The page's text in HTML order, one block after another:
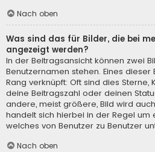
Nach oben
Was sind das für Bilder, die bei
angezeigt werden?
In der Beitragsansicht können zwei
Benutzernamen stehen. Eines
Rang verknüpft: Oft sind dies Sterne,
deine Beitragszahl oder deinen
andere, meist größere, Bild wird
handelt sich hierbei in der Regel um
welches von Benutzer zu Benutzer
Nach oben